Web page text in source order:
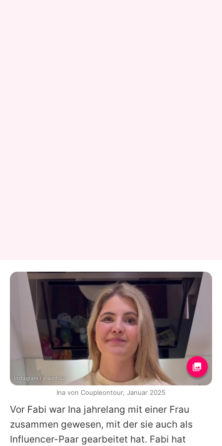
Vor Fabi war Ina jahrelang mit einer Frau
zusammen gewesen, mit der sie auch als
Influencer-Paar gearbeitet hat. Fabi hat
Instagram / inaontour
Ina von Coupleontour, Januar 2025